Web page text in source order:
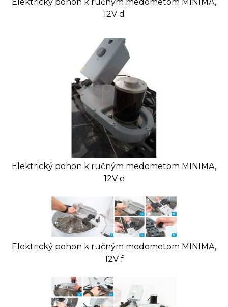
12V d
Elektrický pohon k ručným medometom MINIMA,
12V e
Elektrický pohon k ručným medometom MINIMA,
12V f